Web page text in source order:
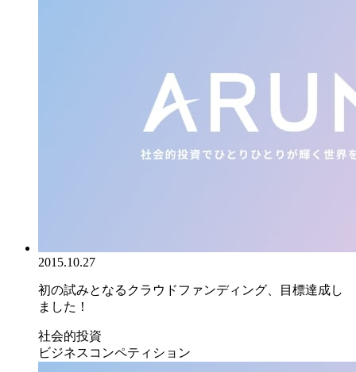
2015.10.27
初の試みとなるクラウドファンディング、目標達成し
ました！
社会的投資
ビジネスコンペティション